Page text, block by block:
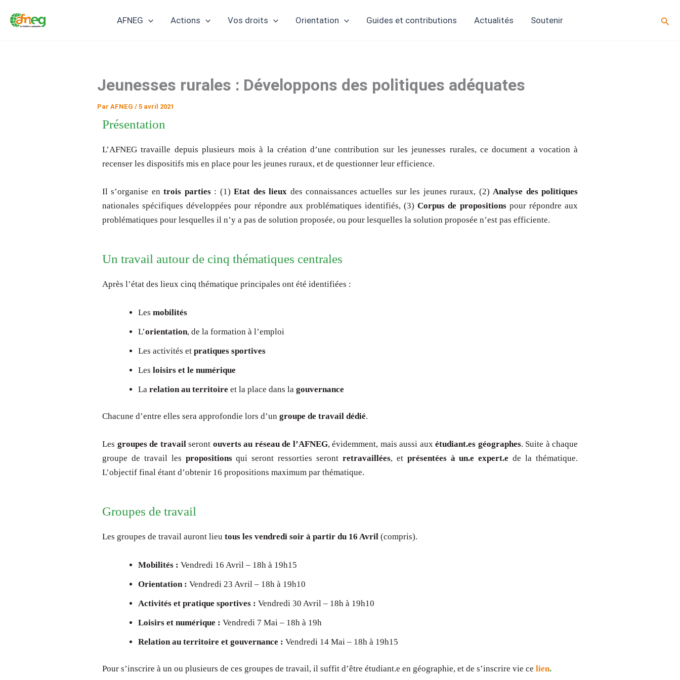
AFNEG Actions Vos droits Orientation Guides et contributions Actualités Soutenir
Jeunesses rurales : Développons des politiques adéquates
Par AFNEG / 5 avril 2021
Présentation
L’AFNEG travaille depuis plusieurs mois à la création d’une contribution sur les jeunesses rurales, ce document a vocation à
recenser les dispositifs mis en place pour les jeunes ruraux, et de questionner leur efficience.
Il s’organise entrois parties: (1)Etat des lieux des connaissances actuelles sur les jeunes ruraux, (2)Analyse des politiques
nationales spécifiques développées pour répondre aux problématiques identifiés, (3)Corpus de propositionspour répondre aux
problématiques pour lesquelles il n’y a pas de solution proposée, ou pour lesquelles la solution proposée n’est pas efficiente.
Un travail autour de cinq thématiques centrales
Après l’état des lieux cinq thématique principales ont été identifiées :
Les mobilités
L’orientation, de la formation à l’emploi
Les activités et pratiques sportives
Les loisirs et le numérique
La relation au territoire et la place dans la gouvernance
Chacune d’entre elles sera approfondie lors d’un groupe de travail dédié.
Les groupes de travailseront ouverts au réseau de l’AFNEG, évidemment, mais aussi aux étudiant.es géographes. Suite à chaque
groupe de travail les propositionsqui seront ressorties seront retravaillées, et présentées à un.e expert.e de la thématique.
L’objectif final étant d’obtenir 16 propositions maximum par thématique.
Groupes de travail
Les groupes de travail auront lieu tous les vendredi soir à partir du 16 Avril (compris).
Mobilités : Vendredi 16 Avril – 18h à 19h15
Orientation : Vendredi 23 Avril – 18h à 19h10
Activités et pratique sportives : Vendredi 30 Avril – 18h à 19h10
Loisirs et numérique : Vendredi 7 Mai – 18h à 19h
Relation au territoire et gouvernance : Vendredi 14 Mai – 18h à 19h15
Pour s’inscrire à un ou plusieurs de ces groupes de travail, il suffit d’être étudiant.e en géographie, et de s’inscrire vie ce lien.